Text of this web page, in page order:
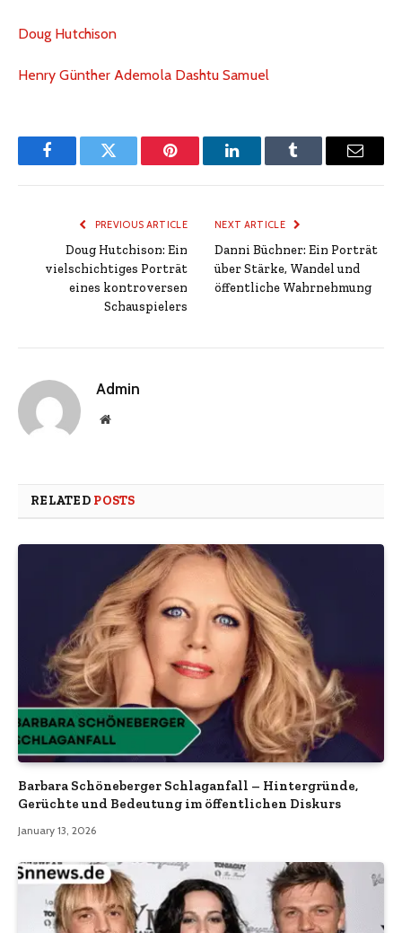
Doug Hutchison
Henry Günther Ademola Dashtu Samuel
FacebookTwitter Pinterest LinkedInTumblr Email
PREVIOUS ARTICLE
Doug Hutchison: Ein
vielschichtiges Porträt
eines kontroversen
Schauspielers
NEXT ARTICLE
Danni Büchner: Ein Porträt
über Stärke, Wandel und
öffentliche Wahrnehmung
Admin
Website
RELATED POSTS
Barbara Schöneberger Schlaganfall – Hintergründe,
Gerüchte und Bedeutung im öffentlichen Diskurs
January 13, 2026